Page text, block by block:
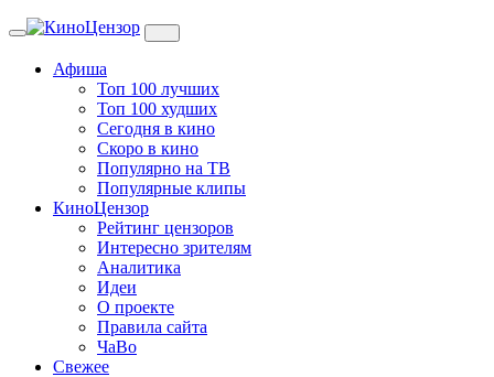
Toggle
Афиша
Топ 100 лучших
Топ 100 худших
Сегодня в кино
Скоро в кино
Популярно на ТВ
Популярные клипы
КиноЦензор
Рейтинг цензоров
Интересно зрителям
Аналитика
Идеи
О проекте
Правила сайта
ЧаВо
Свежее